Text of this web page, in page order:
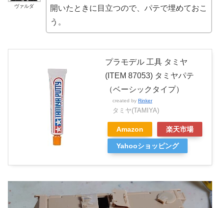
ヴァルダ
開いたときに目立つので、パテで埋めておこ
う。
プラモデル 工具 タミヤ
(ITEM 87053) タミヤパテ
（ベーシックタイプ）
created by Rinker
タミヤ(TAMIYA)
Amazon 楽天市場
Yahooショッピング